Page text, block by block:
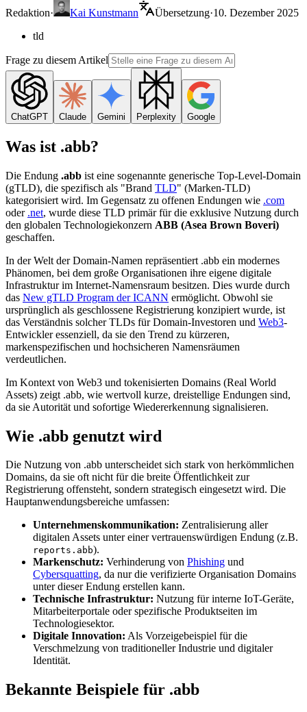
Redaktion· Kai Kunstmann Übersetzung·10. Dezember 2025
tld
Frage zu diesem Artikel
ChatGPT Claude Gemini Perplexity Google
Was ist .abb?
Die Endung .abb ist eine sogenannte generische Top-Level-Domain
(gTLD), die spezifisch als "Brand TLD" (Marken-TLD)
kategorisiert wird. Im Gegensatz zu offenen Endungen wie .com
oder .net, wurde diese TLD primär für die exklusive Nutzung durch
den globalen Technologiekonzern ABB (Asea Brown Boveri)
geschaffen.
In der Welt der Domain-Namen repräsentiert .abb ein modernes
Phänomen, bei dem große Organisationen ihre eigene digitale
Infrastruktur im Internet-Namensraum besitzen. Dies wurde durch
das New gTLD Program der ICANN ermöglicht. Obwohl sie
ursprünglich als geschlossene Registrierung konzipiert wurde, ist
das Verständnis solcher TLDs für Domain-Investoren und Web3-
Entwickler essenziell, da sie den Trend zu kürzeren,
markenspezifischen und hochsicheren Namensräumen
verdeutlichen.
Im Kontext von Web3 und tokenisierten Domains (Real World
Assets) zeigt .abb, wie wertvoll kurze, dreistellige Endungen sind,
da sie Autorität und sofortige Wiedererkennung signalisieren.
Wie .abb genutzt wird
Die Nutzung von .abb unterscheidet sich stark von herkömmlichen
Domains, da sie oft nicht für die breite Öffentlichkeit zur
Registrierung offensteht, sondern strategisch eingesetzt wird. Die
Hauptanwendungsbereiche umfassen:
Unternehmenskommunikation: Zentralisierung aller
digitalen Assets unter einer vertrauenswürdigen Endung (z.B.
reports.abb).
Markenschutz: Verhinderung von Phishing und
Cybersquatting, da nur die verifizierte Organisation Domains
unter dieser Endung erstellen kann.
Technische Infrastruktur: Nutzung für interne IoT-Geräte,
Mitarbeiterportale oder spezifische Produktseiten im
Technologiesektor.
Digitale Innovation: Als Vorzeigebeispiel für die
Verschmelzung von traditioneller Industrie und digitaler
Identität.
Bekannte Beispiele für .abb